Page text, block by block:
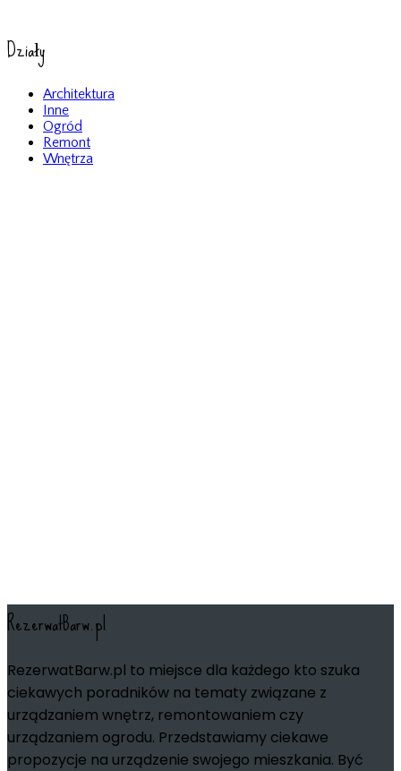
Działy
Architektura
Inne
Ogród
Remont
Wnętrza
RezerwatBarw.pl
RezerwatBarw.pl to miejsce dla każdego kto szuka
ciekawych poradników na tematy związane z
urządzaniem wnętrz, remontowaniem czy
urządzaniem ogrodu. Przedstawiamy ciekawe
propozycje na urządzenie swojego mieszkania. Być